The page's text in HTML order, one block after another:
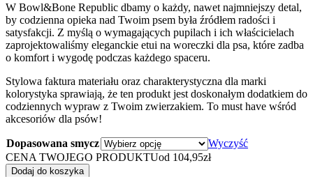
W Bowl&Bone Republic dbamy o każdy, nawet najmniejszy detal,
by codzienna opieka nad Twoim psem była źródłem radości i
satysfakcji. Z myślą o wymagających pupilach i ich właścicielach
zaprojektowaliśmy eleganckie etui na woreczki dla psa, które zadba
o komfort i wygodę podczas każdego spaceru.
Stylowa faktura materiału oraz charakterystyczna dla marki
kolorystyka sprawiają, że ten produkt jest doskonałym dodatkiem do
codziennych wypraw z Twoim zwierzakiem. To must have wśród
akcesoriów dla psów!
Dopasowana smycz
Wyczyść
CENA TWOJEGO PRODUKTUod 104,95zł
Dodaj do koszyka